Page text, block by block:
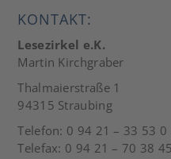
KONTAKT:
Lesezirkel e.K.
Martin Kirchgraber
Thalmaierstraße 1
94315 Straubing
Telefon: 0 94 21 – 33 53 0
Telefax: 0 94 21 – 70 38 45